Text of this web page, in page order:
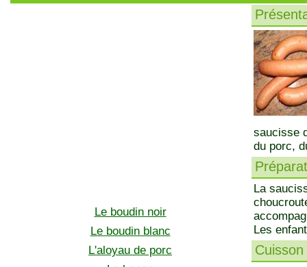
Le boudin noir
Le boudin blanc
L'aloyau de porc
saucisse
du porc,
La
Les
Cuisson